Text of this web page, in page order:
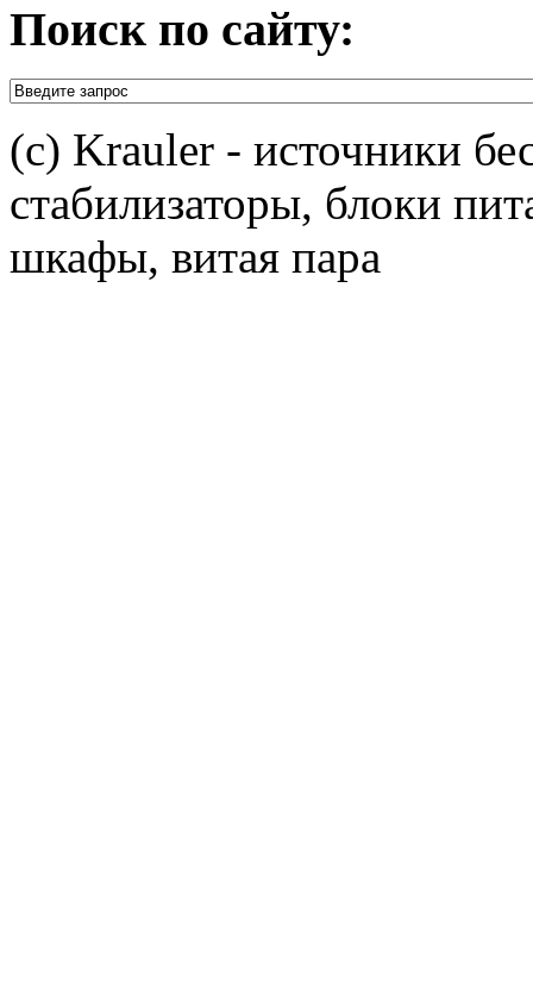
Поиск по сайту:
(c) Krauler - источники
стабилизаторы, блоки
шкафы, витая пара